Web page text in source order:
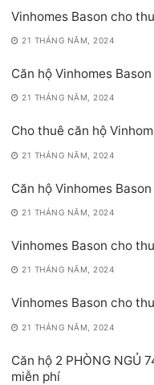
Vinhomes Bason cho
21 THÁNG NĂM, 2024
Căn hộ Vinhomes
21 THÁNG NĂM, 2024
Cho thuê căn hộ
21 THÁNG NĂM, 2024
Căn hộ Vinhomes
21 THÁNG NĂM, 2024
Vinhomes Bason cho
21 THÁNG NĂM, 2024
Vinhomes Bason cho
21 THÁNG NĂM, 2024
Căn hộ 2 PHÒNG NGỦ
miễn phí